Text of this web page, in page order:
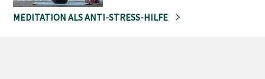
MEDITATION ALS ANTI-STRESS-HILFE